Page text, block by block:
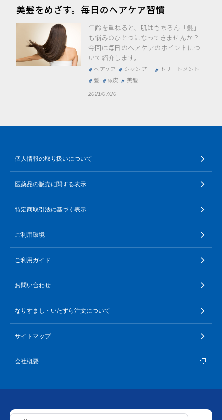
美髪をめざす。毎日のヘアケア習慣
年齢を重ねると、肌はもちろん「髪」
も悩みのひとつになってきませんか？
今回は毎日のヘアケアのポイントにつ
いて紹介します。
ヘアケア シャンプー
トリートメント
髪
頭皮 美髪
2021/07/20
個人情報の取り扱いについて
医薬品の販売に関する表示
特定商取引法に基づく表示
ご利用環境
ご利用ガイド
お問い合わせ
なりすまし・いたずら注文について
サイトマップ
会社概要